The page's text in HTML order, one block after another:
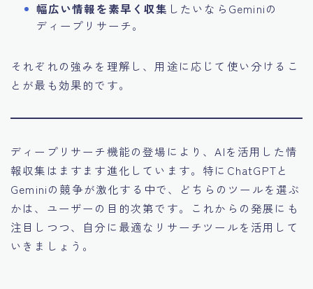
幅広い情報を素早く収集 したいならGeminiの
ディープリサーチ。
それぞれの強みを理解し、用途に応じて使い分けるこ
とが最も効果的です。
ディープリサーチ機能の登場により、AIを活用した情
報収集はますます進化しています。特にChatGPTと
Geminiの競争が激化する中で、どちらのツールを選ぶ
かは、ユーザーの目的次第です。これからの発展にも
注目しつつ、自分に最適なリサーチツールを活用して
いきましょう。